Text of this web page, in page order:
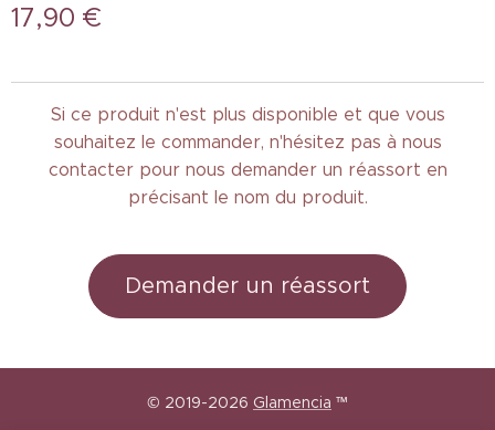
17,90 €
Si ce produit n'est plus disponible et que vous
souhaitez le commander, n'hésitez pas à nous
contacter pour nous demander un réassort en
précisant le nom du produit.
Demander un réassort
© 2019-2026 Glamencia ™